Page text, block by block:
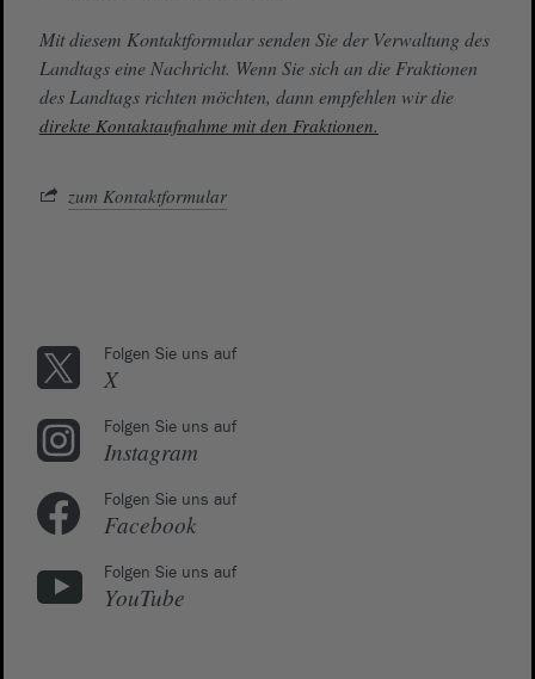
Mit diesem Kontaktformular senden Sie der Verwaltung des
Landtags eine Nachricht. Wenn Sie sich an die Fraktionen
des Landtags richten möchten, dann empfehlen wir die
direkte Kontaktaufnahme mit den Fraktionen.
zum Kontaktformular
Folgen Sie uns auf
X
Folgen Sie uns auf
Instagram
Folgen Sie uns auf
Facebook
Folgen Sie uns auf
YouTube